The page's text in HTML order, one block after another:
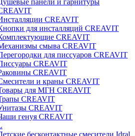
панели и гарнитуры
CREAVIT
для инсталляций CREAVIT
CREAVIT
смыва CREAVIT
для писсуаров CREAVIT
CREAVIT
CREAVIT
и краны CREAVIT
для МГН CREAVIT
CREAVIT
CREAVIT
генуя CREAVIT
бесконтактные смесители Idral